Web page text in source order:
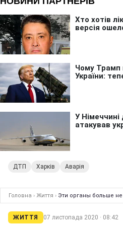
ДТП Харків Аварія
Головна › Життя › Эти органы больше
ЖИТТЯ 07 листопада 2020 · 08:42